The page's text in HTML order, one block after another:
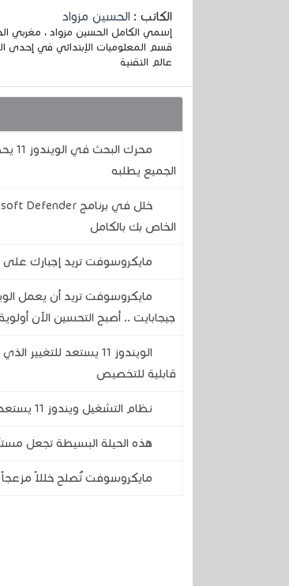
الكاتب : الحسين مزواد
قسم المعلوميات الإبتدائي في إحدى
عالم التقنية
الجميع يطلبه
الخاص بك بالكامل
مايكروسوفت تريد إجبارك على استخدام الويندوز 11 بدون حساب
جيجابايت .. أصبح التحسين الآن
الويندوز 11 يستعد
قابلية للتخصيص
نظام التشغيل ويندوز 11 يستعد لإجراء أكبر تغيير مرئي له منذ سنوات ..إليكم كل ما سيتغير
هذه الحيلة البسيطة تجعل مستكشف
مايكروسوفت تُصلح خللاً مزعجاً